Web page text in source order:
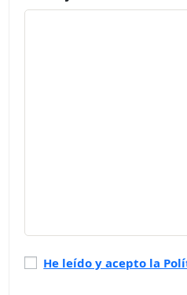
Política
He leído y acepto la